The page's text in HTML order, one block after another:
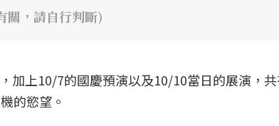
關，請自行判斷)
加上10/7的國慶預演以及10/10當日的展演，
的慾望。